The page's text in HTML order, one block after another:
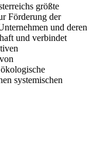
größte
Förderung der
und deren
und verbindet
systemischen